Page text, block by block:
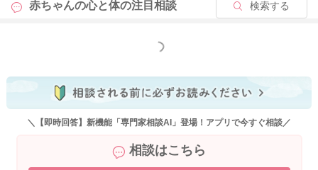
赤ちゃんの心と体の注目相談 検索する
もっと見る
＼【即時回答】新機能「専門家相談AI」登場！アプリで今すぐ相談／
相談はこちら